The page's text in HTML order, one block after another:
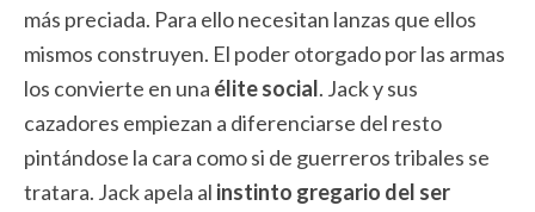
más preciada. Para ello necesitan lanzas que ellos
mismos construyen. El poder otorgado por las armas
los convierte en una élite social. Jack y sus
cazadores empiezan a diferenciarse del resto
pintándose la cara como si de guerreros tribales se
tratara. Jack apela al instinto gregario del ser